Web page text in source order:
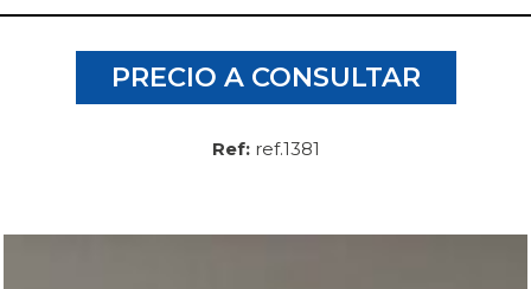
PRECIO A CONSULTAR
Ref:ref.1381